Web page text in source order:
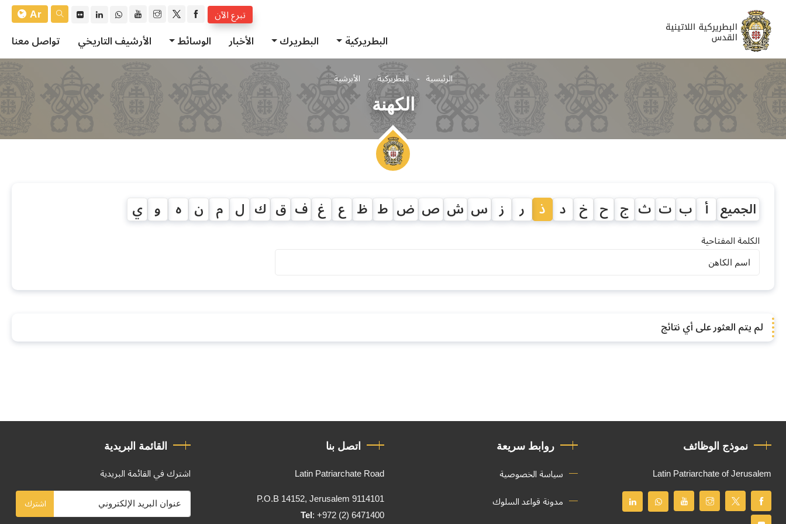
تبرع الآن
Ar
البطريركية
البطريرك الأخبار الوسائط الأرشيف التاريخي تواصل معنا
الرئيسية البطريركية الأبرشية
الكهنة
الجميع أ ب ت ث ج ح خ د ذ ر ز س ش ص ض ط ظ ع غ ف ق ك ل م ن ه و ي
الكلمة المفتاحية
الكهنة
لم يتم العثور على أي نتائج
نموذج الوظائف
Latin Patriarchate of Jerusalem
روابط سريعة
سياسة الخصوصية
مدونة قواعد السلوك
اتصل بنا
Latin Patriarchate Road
P.O.B 14152, Jerusalem 9114101
Tel: +972 (2) 6471400
القائمة البريدية
اشترك في القائمة البريدية
اشترك